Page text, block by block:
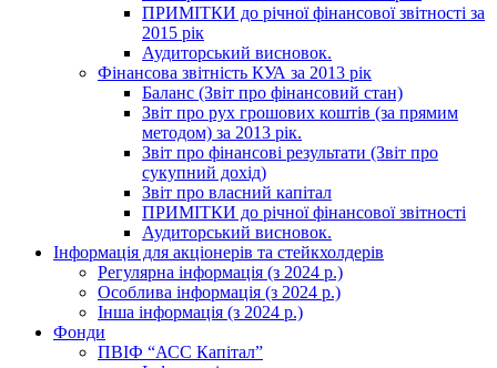
ПРИМІТКИ до річної фінансової звітності за
2015 рік
Аудиторський висновок.
Фінансова звітність КУА за 2013 рік
Баланс (Звіт про фінансовий стан)
Звіт про рух грошових коштів (за прямим
методом) за 2013 рік.
Звіт про фінансові результати (Звіт про
сукупний дохід)
Звіт про власний капітал
ПРИМІТКИ до річної фінансової звітності
Аудиторський висновок.
Інформація для акціонерів та стейкхолдерів
Регулярна інформація (з 2024 р.)
Особлива інформація (з 2024 р.)
Інша інформація (з 2024 р.)
Фонди
ПВІФ “АСС Капітал”